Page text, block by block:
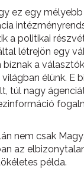
ez egy
a politikai
létrejön egy
a
élünk. E
túl nagy
nem csak
az
példa.